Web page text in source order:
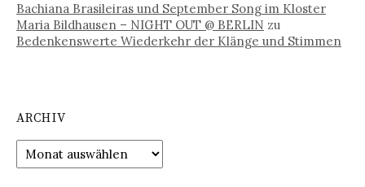
Bachiana Brasileiras und September Song im Kloster
Maria Bildhausen – NIGHT OUT @ BERLIN zu
Bedenkenswerte Wiederkehr der Klänge und Stimmen
ARCHIV
Archiv